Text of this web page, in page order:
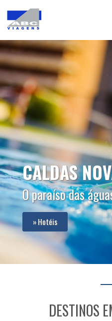
HOTÉIS E
Os melhores
» Reserve!
DESTINOS